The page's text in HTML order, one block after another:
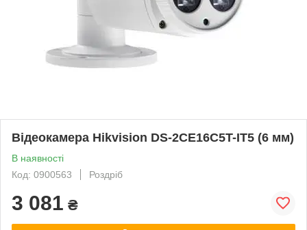
Відеокамера Hikvision DS-2CE16C5T-IT5 (6 мм)
В наявності
Код: 0900563
Роздріб
3 081 ₴